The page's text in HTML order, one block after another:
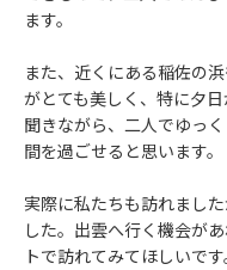
ます。
また、近くにある稲佐の
がとても美しく、特に夕
聞きながら、二人でゆっ
間を過ごせると思います。
実際に私たちも訪れまし
した。出雲へ行く機会が
トで訪れてみてほしいです